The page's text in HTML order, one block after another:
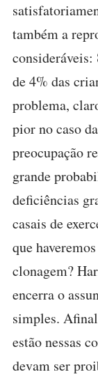
também a
de 4% das
problema,
pior no caso
preocupação
grande
deficiências
casais de
que
clonagem?
encerra o
simples.
estão nessas
devam ser